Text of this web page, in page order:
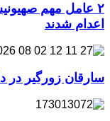
اعدام شدند
سارقان زورگیر در